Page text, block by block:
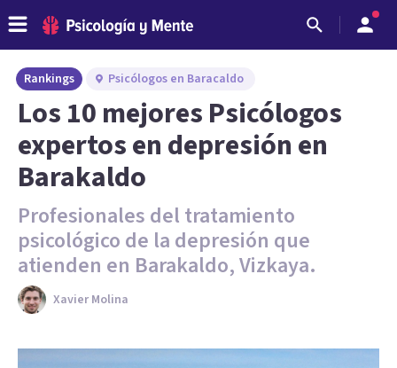
Rankings Psicólogos en Baracaldo
Los 10 mejores Psicólogos
expertos en depresión en
Barakaldo
Profesionales del tratamiento
psicológico de la depresión que
atienden en Barakaldo, Vizkaya.
Xavier Molina